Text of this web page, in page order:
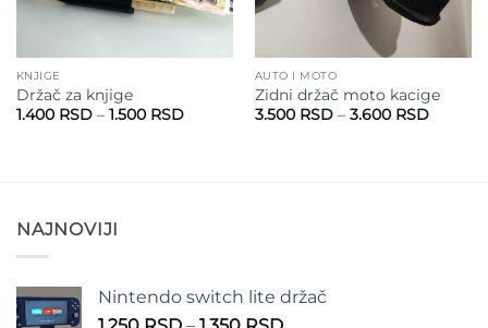
KNJIGE
Držač za knjige
1.400 RSD – 1.500 RSDRaspon
AUTO I MOTO
Zidni držač moto kacige
3.500 RSD – 3.600 RSDRaspon
NAJNOVIJI
Nintendo switch lite držač